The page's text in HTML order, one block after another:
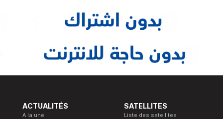
ACTUALITÉS
A la une
SATELLITES
Liste des satellites